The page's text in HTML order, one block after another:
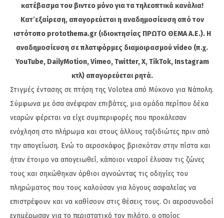
κατέβασμα του βιντεο μόνο για τα τηλεοπτικά κανάλια!
Κατ’εξαίρεση, απαγορεύεται η αναδημοσίευση από τον
ιστότοπο protothema.gr (ιδιοκτησίας ΠΡΩΤΟ ΘΕΜΑ A.E.). Η
αναδημοσίευση σε πλατφόρμες διαμοιρασμού video (π.χ.
YouTube, DailyMotion, Vimeo, Twitter, X, TikTok, Instagram
κτλ) απαγορεύεται ρητά.
Στιγμές έντασης σε πτήση της Volotea από Μύκονο για Νάπολη.
Σύμφωνα με όσα ανέφεραν επιβάτες, μια ομάδα περίπου δέκα
νεαρών φέρεται να είχε συμπεριφορές που προκάλεσαν
ενόχληση στο πλήρωμα και στους άλλους ταξιδιώτες πριν από
την απογείωση. Ενώ το αεροσκάφος βρισκόταν στην πίστα και
ήταν έτοιμο να απογειωθεί, κάποιοι νεαροί έλυσαν τις ζώνες
τους και σηκώθηκαν όρθιοι αγνοώντας τις οδηγίες του
πληρώματος που τους καλούσαν για λόγους ασφαλείας να
επιστρέψουν και να καθίσουν στις θέσεις τους. Οι αεροσυνοδοί
ενημέρωσαν για το περιστατικό τον πιλότο, ο οποίος